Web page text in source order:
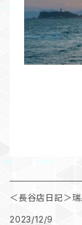
＜長谷店日記＞
2023/12/9